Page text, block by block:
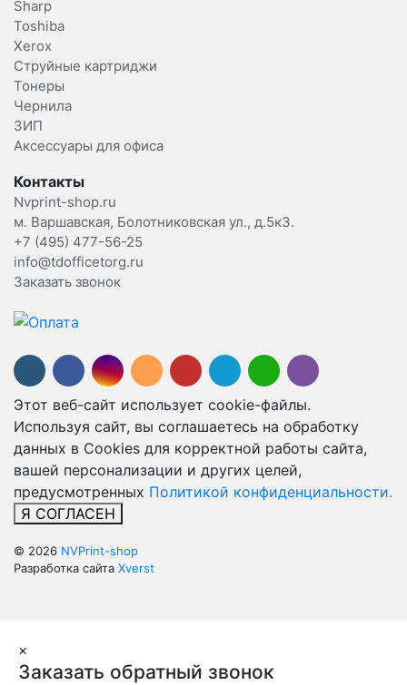
Sharp
Toshiba
Xerox
Струйные картриджи
Тонеры
Чернила
ЗИП
Аксессуары для офиса
Контакты
Nvprint-shop.ru
м. Варшавская, Болотниковская ул., д.5к3.
+7 (495) 477-56-25
info@tdofficetorg.ru
Заказать звонок
Этот веб-сайт использует cookie-файлы.
Используя сайт, вы соглашаетесь на обработку
данных в Cookies для корректной работы сайта,
вашей персонализации и других целей,
предусмотренных Политикой конфиденциальности.
Я СОГЛАСЕН
© 2026 NVPrint-shop
Разработка сайта Xverst
×
Заказать обратный звонок